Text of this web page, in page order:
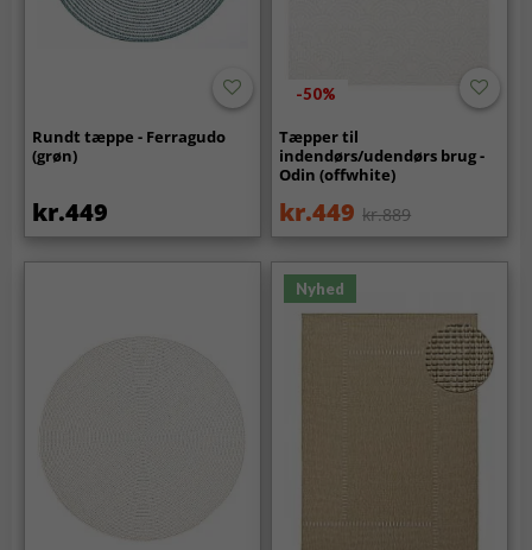
Rundt tæppe - Ferragudo
(grøn)
kr.449
-50%
Tæpper til
indendørs/udendørs brug -
Odin (offwhite)
kr.449 kr.889
Nyhed